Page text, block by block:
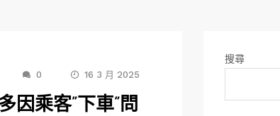
0 16 3 月 2025
因乘客”下車”問
搜尋